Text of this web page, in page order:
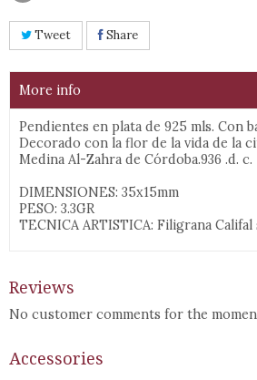
Tweet Share
More info
Pendientes en plata de 925 mls. Con
Decorado con la flor de la vida de la
Medina Al-Zahra de Córdoba.936 .d. c.
DIMENSIONES: 35x15mm
PESO: 3.3GR
TECNICA ARTISTICA: Filigrana Califal
Reviews
No customer comments for the
Accessories